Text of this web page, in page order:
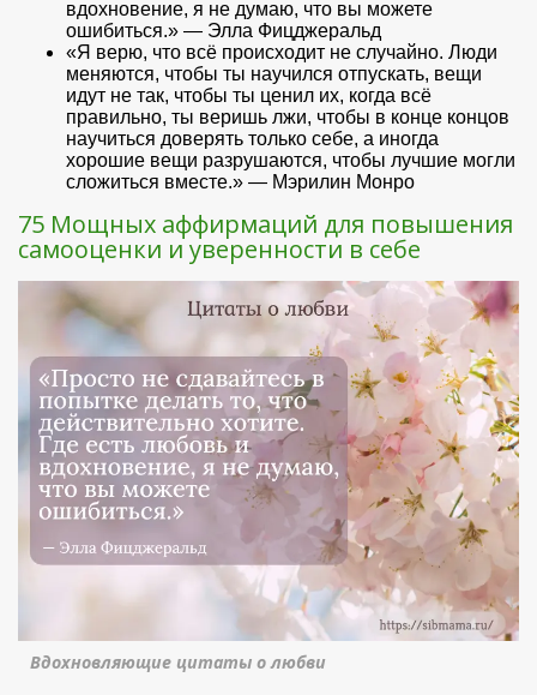
вдохновение, я не думаю, что вы можете
ошибиться.» — Элла Фицджеральд
«Я верю, что всё происходит не случайно. Люди
меняются, чтобы ты научился отпускать, вещи
идут не так, чтобы ты ценил их, когда всё
правильно, ты веришь лжи, чтобы в конце концов
научиться доверять только себе, а иногда
хорошие вещи разрушаются, чтобы лучшие могли
сложиться вместе.» — Мэрилин Монро
75 Мощных аффирмаций для повышения
самооценки и уверенности в себе
Вдохновляющие цитаты о любви